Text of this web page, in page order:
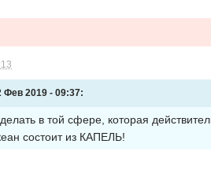
Фев 2019 - 09:37:
в той сфере, которая
состоит из КАПЕЛЬ!